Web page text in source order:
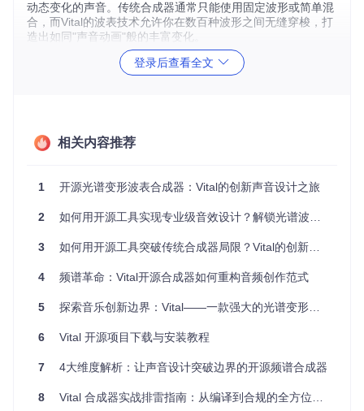
动态变化的声音。传统合成器通常只能使用固定波形或简单混
合，而Vital的波表技术允许你在数百种波形之间无缝穿梭，打
造出如同"声音动画"般的丰富变化。
光谱变形则更像是声音的"基因编辑"技术。传统合成器处理声
音就像调整整个图像的亮度和对比度，而光谱变形则可以精确
💡 核心价值：Vital如何颠覆传统声音设计？
在Vital出现之前，音乐制作人面临着两难选择：要么花费数千
出现彻底改变了这一局面，带来了三大革命性突破：
传统合成器方案 往往价格昂贵，动辄数千元，而且功能固定，
线，让初学者望而却步。更重要的是，大多数商业合成器的底
和优化。
Vital的创新方案则完全不同。作为开源项目，它不仅免费提供
全部功能，还允许用户查看、学习甚至修改源代码。这就像是
得到了一台可以自行升级的合成器，永远不会过时。Vital采用
GPLv3开源协议，保证了用户的自由使用和修改权，形成了一
登录后查看全文
相关内容推荐
1 开源光谱变形波表合成器：Vital的创新声音设计之旅
2 如何用开源工具实现专业级音效设计？解锁光谱波表合成新可能
3 如何用开源工具突破传统合成器局限？Vital的创新之路
4 频谱革命：Vital开源合成器如何重构音频创作范式
5 探索音乐创新边界：Vital——一款强大的光谱变形波表合成器
6 Vital 开源项目下载与安装教程
7 4大维度解析：让声音设计突破边界的开源频谱合成器
8 Vital 合成器实战排雷指南：从编译到合规的全方位故障排除